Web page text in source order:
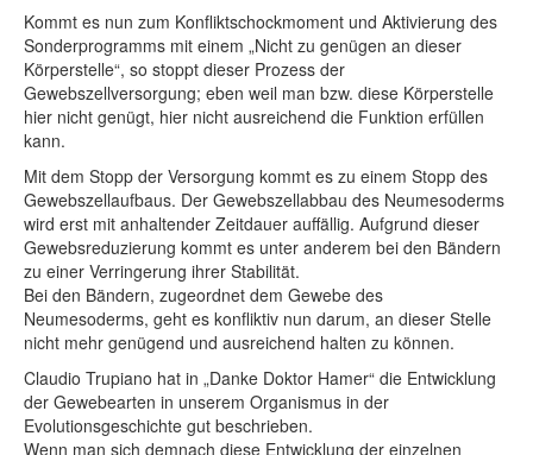
Kommt es nun zum Konfliktschockmoment und Aktivierung des
Sonderprogramms mit einem „Nicht zu genügen an dieser
Körperstelle“, so stoppt dieser Prozess der
Gewebszellversorgung; eben weil man bzw. diese Körperstelle
hier nicht genügt, hier nicht ausreichend die Funktion erfüllen
kann.
Mit dem Stopp der Versorgung kommt es zu einem Stopp des
Gewebszellaufbaus. Der Gewebszellabbau des Neumesoderms
wird erst mit anhaltender Zeitdauer auffällig. Aufgrund dieser
Gewebsreduzierung kommt es unter anderem bei den Bändern
zu einer Verringerung ihrer Stabilität.
Bei den Bändern, zugeordnet dem Gewebe des
Neumesoderms, geht es konfliktiv nun darum, an dieser Stelle
nicht mehr genügend und ausreichend halten zu können.
Claudio Trupiano hat in „Danke Doktor Hamer“ die Entwicklung
der Gewebearten in unserem Organismus in der
Evolutionsgeschichte gut beschrieben.
Wenn man sich demnach diese Entwicklung der einzelnen